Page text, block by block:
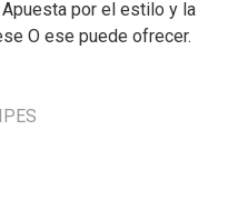
por el estilo y la
O ese puede ofrecer.